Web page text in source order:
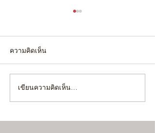
4 เทคนิคขั้นตอน เตรียม
สวนมะพร้าวน้ำหอมรับฝน
ฉบับคนขี้เกียจแต่ได้ผลจริง!
ความคิดเห็น
เขียนความคิดเห็น…